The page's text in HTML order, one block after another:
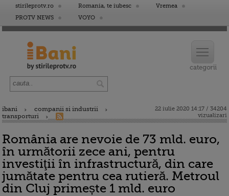
stirileprotv.ro Romania, te iubesc
Vremea
PROTV NEWS
VOYO
ibani
companii si industrii
transporturi
22 iulie 2020 14:17 / 34204
vizualizari
România are nevoie de 73 mld. euro,
în următorii zece ani, pentru
investiţii în infrastructură, din care
jumătate pentru cea rutieră. Metroul
din Cluj primește 1 mld. euro